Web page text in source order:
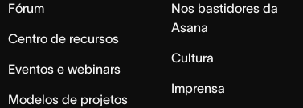
Fórum
Centro de recursos
Eventos e webinars
Modelos de projetos
Nos bastidores da
Asana
Cultura
Imprensa